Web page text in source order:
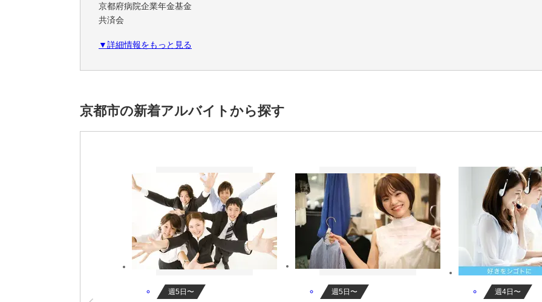
京都府病院企業年金基金
共済会
保養所
経験者優遇,20代活躍中,30代活躍中,40代活躍中,男性活躍中,女性活躍中,交通費補助あり,社員登用あり
＜アクセス＞
※雇用元は株式会社ロフティーです。
▼詳細情報をもっと見る
京都市の新着アルバイトから探す
週5日〜 週5日〜 週4日〜